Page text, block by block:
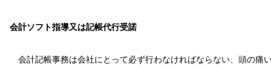
会計ソフト指導又は記帳代行受諾
会計記帳事務は会社にとって必ず行わなければならない、頭の痛